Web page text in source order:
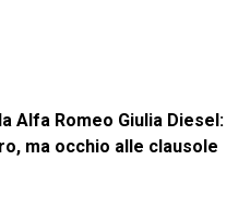
Alfa Romeo Giulia Diesel:
ma occhio alle clausole